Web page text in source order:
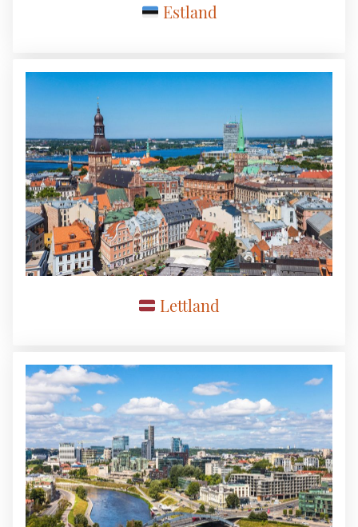
Estland
Lettland